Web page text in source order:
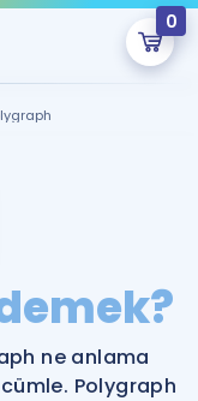
0
onlarca eğitim seni
ne anlama
Polygraph